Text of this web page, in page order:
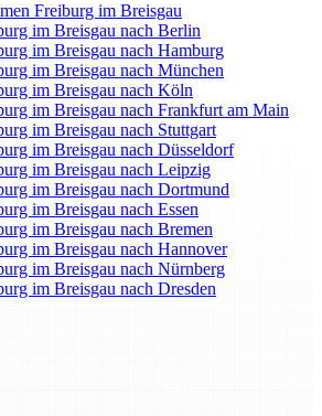
Freiburg im Breisgau
im Breisgau nach Berlin
im Breisgau nach Hamburg
im Breisgau nach München
im Breisgau nach Köln
im Breisgau nach Frankfurt am Main
im Breisgau nach Stuttgart
im Breisgau nach Düsseldorf
im Breisgau nach Leipzig
im Breisgau nach Dortmund
im Breisgau nach Essen
im Breisgau nach Bremen
im Breisgau nach Hannover
im Breisgau nach Nürnberg
im Breisgau nach Dresden